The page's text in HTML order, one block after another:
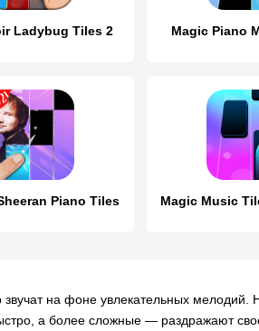
Ladybug Tiles 2 Magic Piano
Piano Tiles
звучат на фоне увлекательных
а более сложные — раздражают